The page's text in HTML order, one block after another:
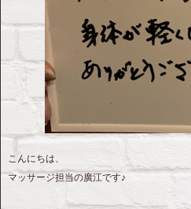
こんにちは、
マッサージ担当の廣江です♪